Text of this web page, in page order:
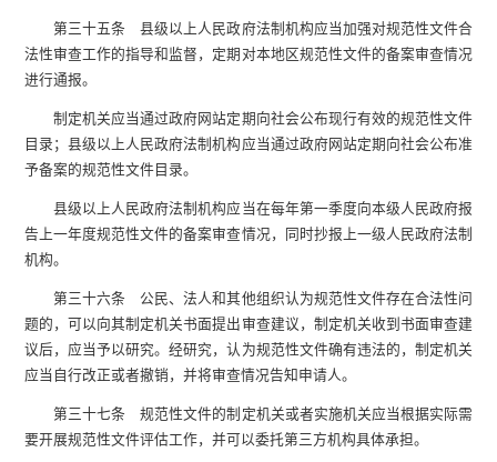
第三十五条 县级以上人民政府法制机构应当加强对规范性文件合
法性审查工作的指导和监督，定期对本地区规范性文件的备案审查情况
进行通报。
制定机关应当通过政府网站定期向社会公布现行有效的规范性文件
目录；县级以上人民政府法制机构应当通过政府网站定期向社会公布准
予备案的规范性文件目录。
县级以上人民政府法制机构应当在每年第一季度向本级人民政府报
告上一年度规范性文件的备案审查情况，同时抄报上一级人民政府法制
机构。
第三十六条 公民、法人和其他组织认为规范性文件存在合法性问
题的，可以向其制定机关书面提出审查建议，制定机关收到书面审查建
议后，应当予以研究。经研究，认为规范性文件确有违法的，制定机关
应当自行改正或者撤销，并将审查情况告知申请人。
第三十七条 规范性文件的制定机关或者实施机关应当根据实际需
要开展规范性文件评估工作，并可以委托第三方机构具体承担。